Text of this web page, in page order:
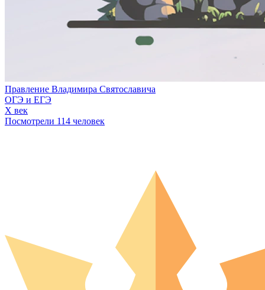
Правление Владимира Святославича
ОГЭ и ЕГЭ
X век
Посмотрели 114 человек